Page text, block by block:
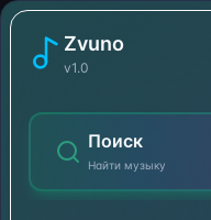
Zvuno
v1.0
Поиск
Найти музыку